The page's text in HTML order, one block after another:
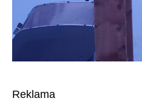
Reklama